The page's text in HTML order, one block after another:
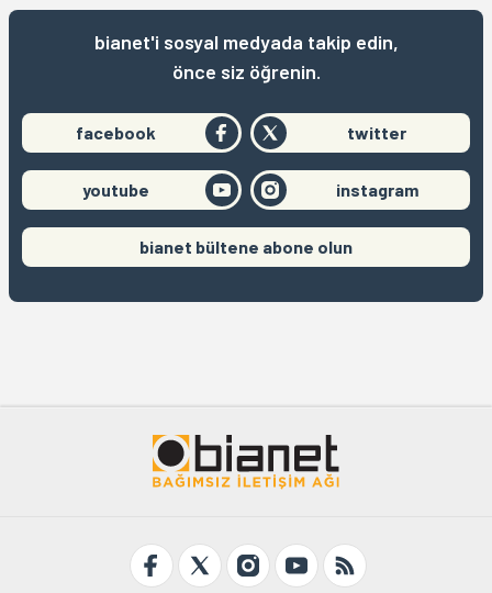
bianet'i sosyal medyada takip edin,
önce siz öğrenin.
facebook twitter
youtube instagram
bianet bültene abone olun